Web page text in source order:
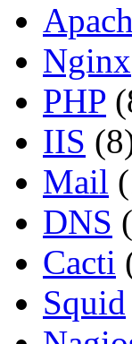
Nginx
PHP
IIS
Mail
DNS
Cacti
Squid